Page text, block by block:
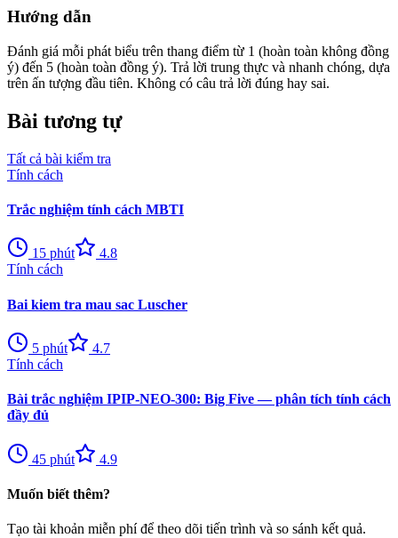
Hướng dẫn
Đánh giá mỗi phát biểu trên thang điểm từ 1 (hoàn toàn không đồng
ý) đến 5 (hoàn toàn đồng ý). Trả lời trung thực và nhanh chóng, dựa
trên ấn tượng đầu tiên. Không có câu trả lời đúng hay sai.
Bài tương tự
Tất cả bài kiểm tra
Tính cách
Trắc nghiệm tính cách MBTI
15 phút
4.8
Tính cách
Bai kiem tra mau sac Luscher
5 phút
4.7
Tính cách
Bài trắc nghiệm IPIP-NEO-300: Big Five — phân tích tính cách
đầy đủ
45 phút 4.9
Muốn biết thêm?
Tạo tài khoản miễn phí để theo dõi tiến trình và so sánh kết quả.